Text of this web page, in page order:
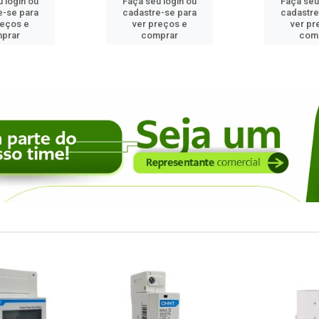
se para
e
cadastre-se para
ver preços e
comprar
ver